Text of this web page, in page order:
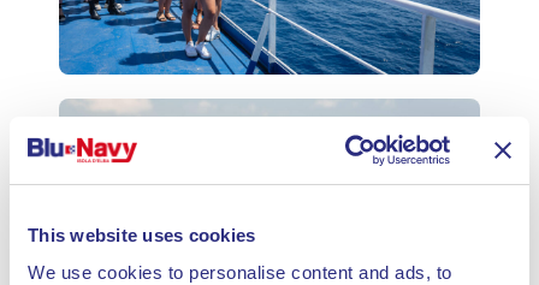
This website uses cookies
We use cookies to personalise content and ads, to